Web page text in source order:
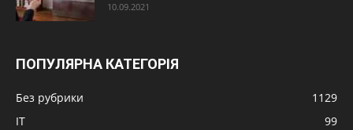
10.09.2021
ПОПУЛЯРНА КАТЕГОРІЯ
Без рубрики
1129
IT
99